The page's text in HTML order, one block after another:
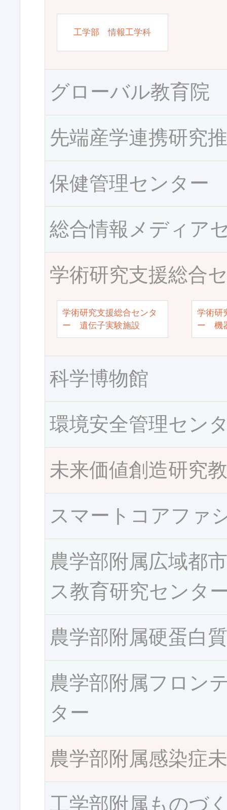
工学部 情報工学科
グローバル教育院
先端産学連携研究
保健管理センター
総合情報メディア
学術研究支援総合
学術研究支援総合センタ
ー 遺伝子実験施設
学術研
ー 機
科学博物館
環境安全管理セン
未来価値創造研究
スマートコアファ
農学部附属広域都
ス教育研究センタ
農学部附属硬蛋白
農学部附属フロン
ター
農学部附属感染症
工学部附属ものづ